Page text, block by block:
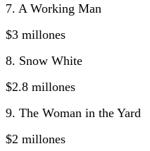
7. A Working Man
$3 millones
8. Snow White
$2.8 millones
9. The Woman in the Yard
$2 millones